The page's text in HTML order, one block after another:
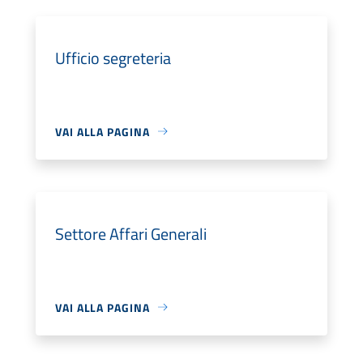
Ufficio segreteria
VAI ALLA PAGINA
Settore Affari Generali
VAI ALLA PAGINA